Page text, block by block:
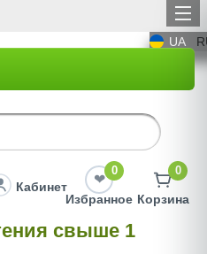
UA
Кабинет
0
Избранное
0
Корзина
свыше 1